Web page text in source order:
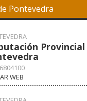
Pontevedra
Provincial
WEB